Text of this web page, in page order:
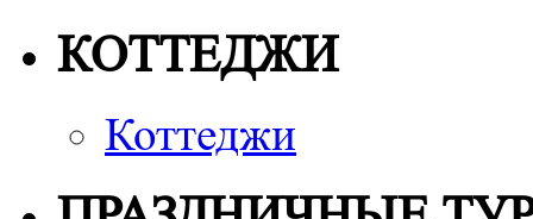
КОТТЕДЖИ
Коттеджи